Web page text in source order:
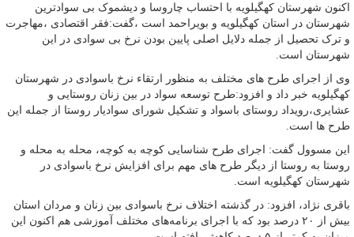
اکنون شهرستان کهگیلویه با احتساب چاروسا و دیشموک بی سوادترین
شهرستان در استان کهگیلویه و بویراحمد است ،گفت:فقر اقتصادی ،مهاجرت
و ترک تحصیل از جمله دلایل اصلی پایین بودن نرخ بی سوادی در این
شهرستان است.
وی از اجرای طرح های مختلف به منظور ارتقاء نرخ باسوادی در شهرستان
کهگیلویه خبر داد و افزود:طرح توسعه سواد در بین زنان روستایی و
عشایری،رویداد روستای باسواد و تشکیل شورای سوادیار روستا از جمله این
طرح ها است.
این مسوول گفت: اجرای طرح شناسایی کوچه به کوچه، محله به محله و
روستا به روستا از دیگر طرح های مهم برای افزایش نرخ باسوادی در
شهرستان کهگیلویه است.
باقری نژاد، افزود: در گذشته اختلاف نرخ باسوادی بین زنان و مردان استان
بیش از ۲٠ درصد بود که با اجرای برنامه‌های مختلف آموزشی هم اکنون این